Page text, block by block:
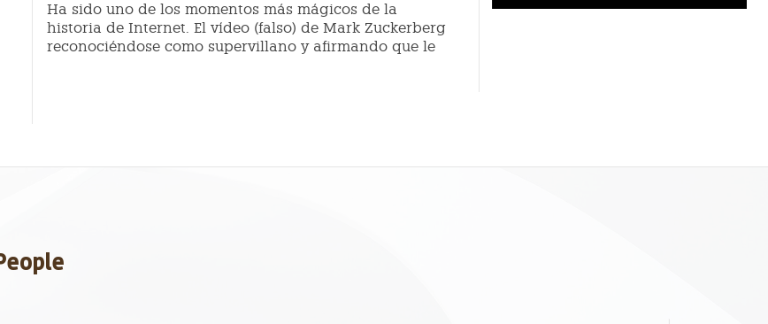
Ha sido uno de los momentos más mágicos de la
historia de Internet. El vídeo (falso) de Mark Zuckerberg
reconociéndose como supervillano y afirmando que le